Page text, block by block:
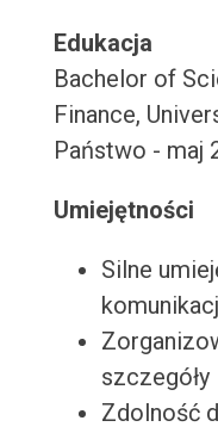
Edukacja
Bachelor of
Finance,
Państwo - maj
Umiejętności
Silne
szczegóły
Zdolność